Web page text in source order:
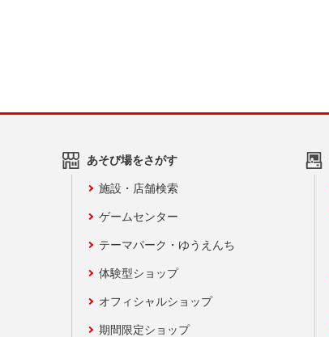
あそび場をさがす
施設・店舗検索
ゲームセンター
テーマパーク・ゆうえんち
体験型ショップ
オフィシャルショップ
期間限定ショップ